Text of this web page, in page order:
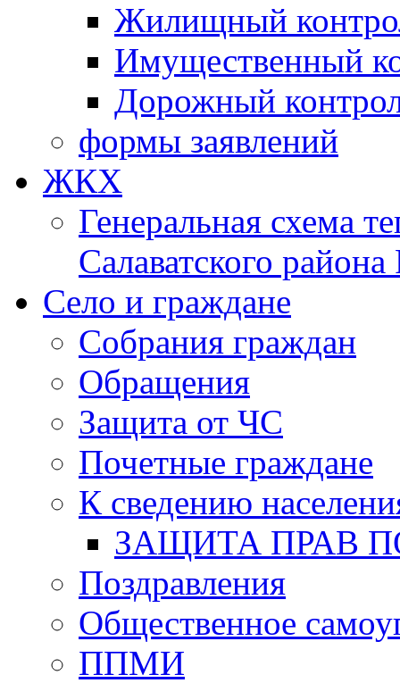
Жилищный
Имущественный
Дорожный
формы заявлений
ЖКХ
Генеральная схема
Салаватского района
Село и граждане
Собрания граждан
Обращения
Защита от ЧС
Почетные граждане
К сведению
ЗАЩИТА ПРАВ
Поздравления
Общественное
ППМИ